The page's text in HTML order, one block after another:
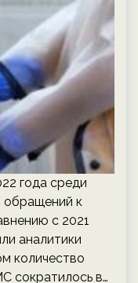
года среди
обращений к
с 2021
аналитики
количество
сократилось в…